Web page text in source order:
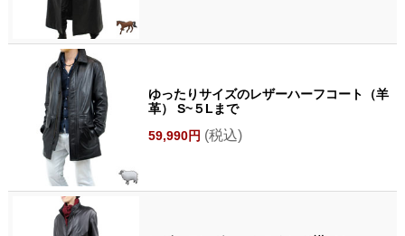
ゆったりサイズのレザーハーフコート（羊
革） S~５Lまで
59,990円 (税込)